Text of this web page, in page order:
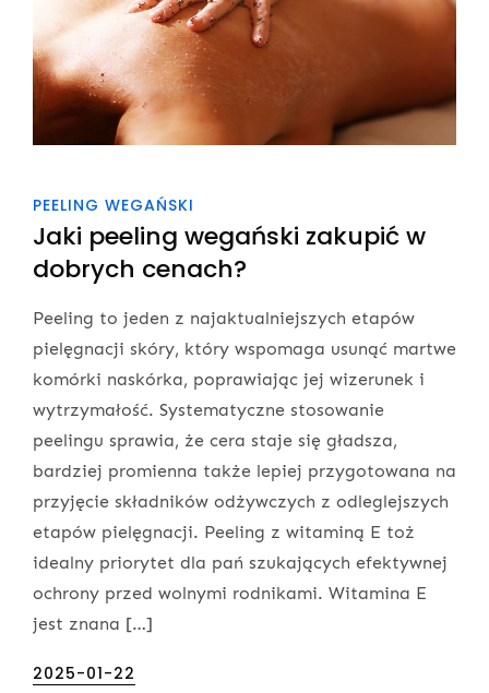
PEELING WEGAŃSKI
Jaki peeling wegański zakupić w
dobrych cenach?
Peeling to jeden z najaktualniejszych etapów
pielęgnacji skóry, który wspomaga usunąć martwe
komórki naskórka, poprawiając jej wizerunek i
wytrzymałość. Systematyczne stosowanie
peelingu sprawia, że cera staje się gładsza,
bardziej promienna także lepiej przygotowana na
przyjęcie składników odżywczych z odleglejszych
etapów pielęgnacji. Peeling z witaminą E toż
idealny priorytet dla pań szukających efektywnej
ochrony przed wolnymi rodnikami. Witamina E
jest znana […]
Posted
2025-01-22